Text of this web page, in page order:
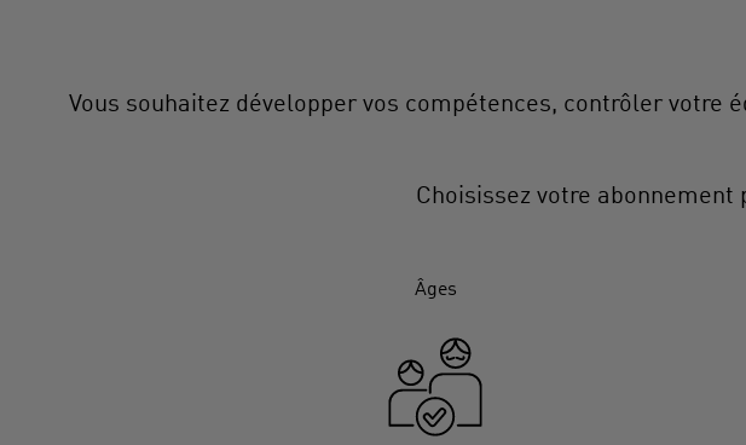
Vous souhaitez développer vos compétences, contrôler votre
Choisissez votre
Âges